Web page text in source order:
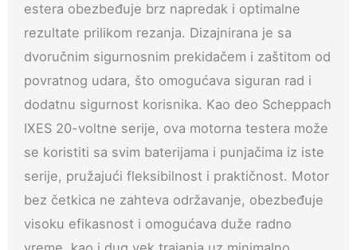
estera obezbeđuje brz napredak i optimalne
rezultate prilikom rezanja. Dizajnirana je sa
dvoručnim sigurnosnim prekidačem i zaštitom od
povratnog udara, što omogućava siguran rad i
dodatnu sigurnost korisnika. Kao deo Scheppach
IXES 20-voltne serije, ova motorna testera može
se koristiti sa svim baterijama i punjačima iz iste
serije, pružajući fleksibilnost i praktičnost. Motor
bez četkica ne zahteva održavanje, obezbeđuje
visoku efikasnost i omogućava duže radno